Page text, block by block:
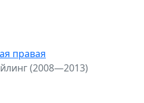
правая
(2008—2013)